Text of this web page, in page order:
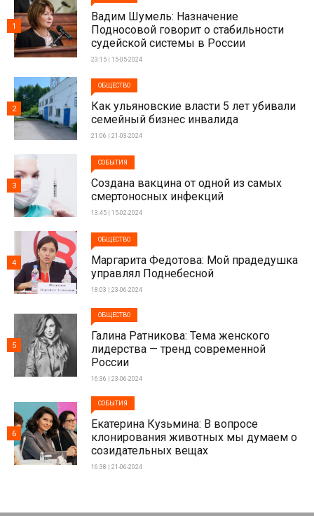
Вадим Шумель: Назначение
Подносовой говорит о стабильности
судейской системы в России
23:15 | 15-05-2024
1
ОБЩЕСТВО
Как ульяновские власти 5 лет убивали
семейный бизнес инвалида
21:06 | 21-03-2024
2
СОБЫТИЯ
Создана вакцина от одной из самых
смертоносных инфекций
13:45 | 15-02-2024
3
ОБЩЕСТВО
Маргарита Федотова: Мой прадедушка
управлял Поднебесной
18:03 | 23-06-2024
4
ОБЩЕСТВО
Галина Ратникова: Тема женского
лидерства — тренд современной
России
16:36 | 23-06-2024
5
СОБЫТИЯ
Екатерина Кузьмина: В вопросе
клонирования животных мы думаем о
созидательных вещах
16:38 | 21-06-2024
6